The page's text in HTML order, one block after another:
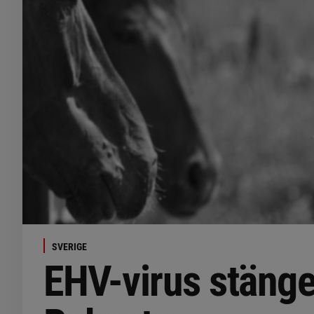
SVERIGE
EHV-virus